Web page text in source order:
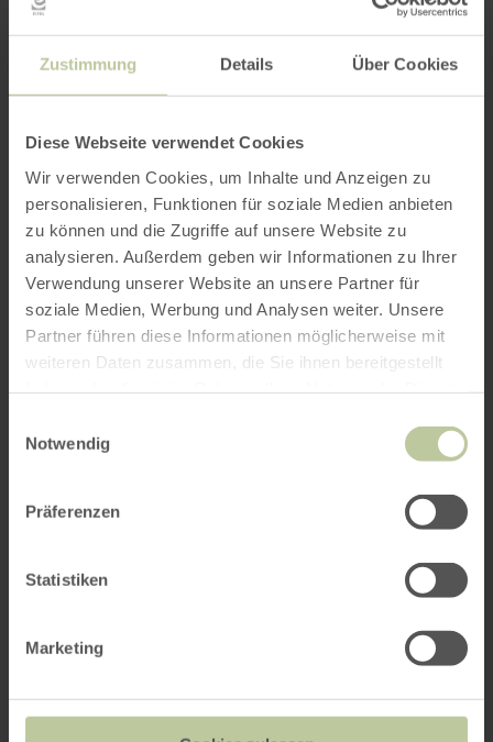
Zustimmung Details Über Cookies
Diese Webseite verwendet Cookies
Wir verwenden Cookies, um Inhalte und Anzeigen zu
personalisieren, Funktionen für soziale Medien anbieten
zu können und die Zugriffe auf unsere Website zu
analysieren. Außerdem geben wir Informationen zu Ihrer
Verwendung unserer Website an unsere Partner für
soziale Medien, Werbung und Analysen weiter. Unsere
Partner führen diese Informationen möglicherweise mit
weiteren Daten zusammen, die Sie ihnen bereitgestellt
Notwendig
Präferenzen
Statistiken
Marketing